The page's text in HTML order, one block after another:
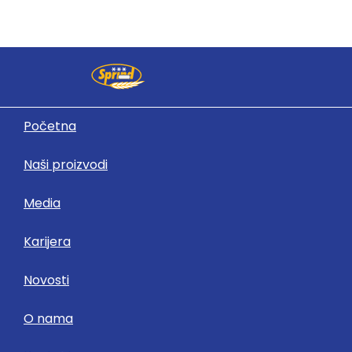
Početna
Naši proizvodi
Media
Karijera
Novosti
O nama